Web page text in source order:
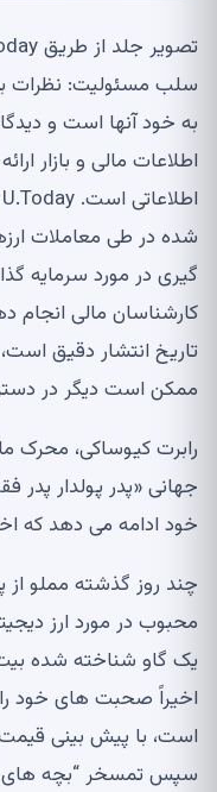
تصویر جلد از طریق U.Today
سلب مسئولیت: نظرات
شده در طی معاملات
گیری در مورد سرمایه
کارشناسان مالی انجام
تاریخ انتشار دقیق
ممکن است دیگر در
رابرت کیوساکی، محرک
خود ادامه می دهد که
چند روز گذشته مملو
محبوب در مورد ارز
یک گاو شناخته شده
اخیراً صحبت های خود
سپس تمسخر “بچه های